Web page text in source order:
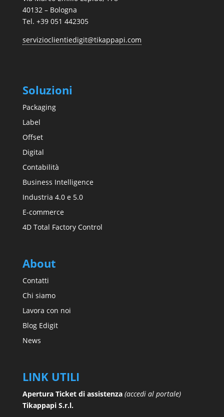
40132 – Bologna
Tel. +39 051 442305
servizioclientiedigit@tikappapi.com
Soluzioni
Packaging
Label
Offset
Digital
Contabilità
Business Intelligence
Industria 4.0 e 5.0
E-commerce
4D Total Factory Control
About
Contatti
Chi siamo
Lavora con noi
Blog Edigit
News
LINK UTILI
Apertura Ticket di assistenza(accedi al portale)
Tikappapi S.r.l.